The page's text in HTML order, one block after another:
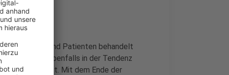
und Patienten behandelt
gehen ebenfalls in der Tendenz
weiter nicht. Mit dem Ende der